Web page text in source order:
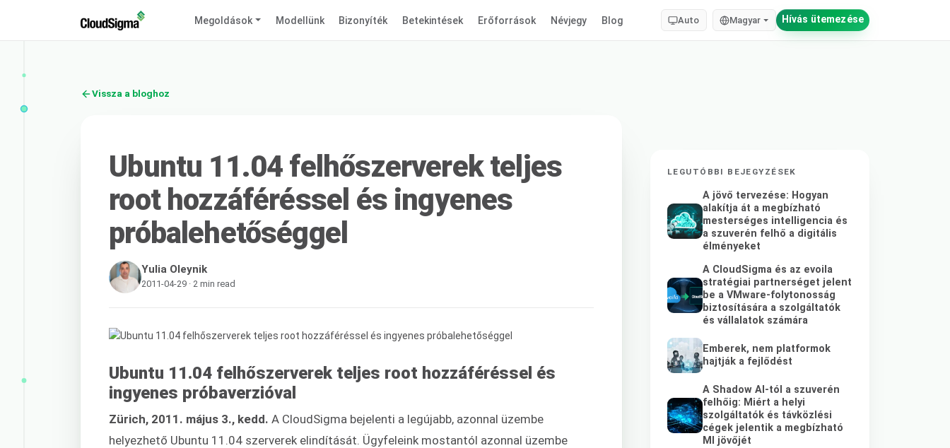
Megoldások Modellünk Bizonyíték Betekintések Erőforrások Névjegy Blog Auto Magyar Hívás ütemezése
Vissza a bloghoz
Ubuntu 11.04 felhőszerverek teljes
root hozzáféréssel és ingyenes
próbalehetőséggel
Yulia Oleynik
2011-04-29 · 2 min read
Ubuntu 11.04 felhőszerverek teljes root hozzáféréssel és
ingyenes próbaverzióval
Zürich, 2011. május 3., kedd. A CloudSigma bejelenti a legújabb, azonnal üzembe
helyezhető Ubuntu 11.04 szerverek elindítását. Ügyfeleink mostantól azonnal üzembe
LEGUTÓBBI BEJEGYZÉSEK
A jövő tervezése: Hogyan
alakítja át a megbízható
mesterséges intelligencia és
a szuverén felhő a digitális
élményeket
A CloudSigma és az evoila
stratégiai partnerséget jelent
be a VMware-folytonosság
biztosítására a szolgáltatók
és vállalatok számára
Emberek, nem platformok
hajtják a fejlődést
A Shadow AI-tól a szuverén
felhőig: Miért a helyi
szolgáltatók és távközlési
cégek jelentik a megbízható
MI jövőjét